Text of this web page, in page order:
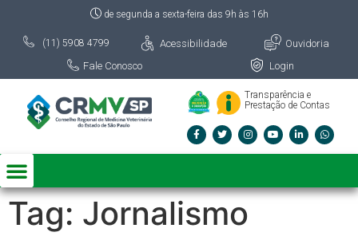
de segunda a sexta-feira das 9h às 16h
(11) 5908 4799 Acessibilidade
Ouvidoria
Fale Conosco
Login
Transparência e
Prestação de Contas
Tag: Jornalismo